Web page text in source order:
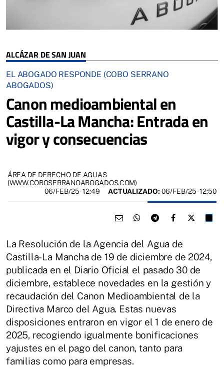
ALCÁZAR DE SAN JUAN
EL ABOGADO RESPONDE (COBO SERRANO
ABOGADOS)
Canon medioambiental en
Castilla-La Mancha: Entrada en
vigor y consecuencias
ÁREA DE DERECHO DE AGUAS
(WWW.COBOSERRANOABOGADOS.COM)
06/FEB/25- 12:49 ACTUALIZADO: 06/FEB/25 - 12:50
La Resolución de la Agencia del Agua de
Castilla-La Mancha de 19 de diciembre de 2024,
publicada en el Diario Oficial el pasado 30 de
diciembre, establece novedades en la gestión y
recaudación del Canon Medioambiental de la
Directiva Marco del Agua. Estas nuevas
disposiciones entraron en vigor el 1 de enero de
2025, recogiendo igualmente bonificaciones
yajustes en el pago del canon, tanto para
familias como para empresas.